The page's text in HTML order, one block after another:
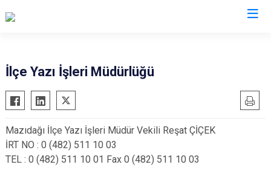
Dargeçit
Derik
Kızıltepe
Mazıdağı
Savur
Yeşilli
İlçe Yazı İşleri Müdürlüğü
Mazıdağı İlçe Yazı İşleri Müdür Vekili Reşat ÇİÇEK
İRT NO : 0 (482) 511 10 03
TEL : 0 (482) 511 10 01 Fax 0 (482) 511 10 03